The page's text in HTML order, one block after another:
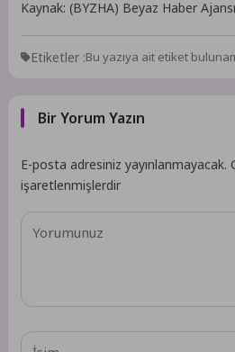
Kaynak: (BYZHA) Beyaz Haber Ajansı
Etiketler :Bu yazıya ait etiket
Bir Yorum Yazın
E-posta adresiniz yayınlanmayacak.
işaretlenmişlerdir